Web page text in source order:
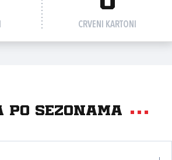
CRVENI KARTONI
sezonama